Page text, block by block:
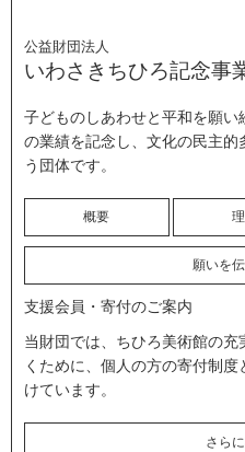
公益財団法人
いわさきちひろ記念事
子どものしあわせと平和を願
の業績を記念し、文化の民主
う団体です。
概要
願いを
支援会員・寄付のご案内
当財団では、ちひろ美術館の
くために、個人の方の寄付制
けています。
さら